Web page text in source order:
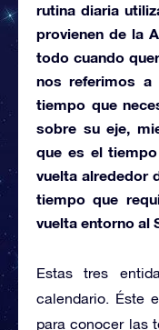
rutina diaria
provienen de la
todo cuando
nos referimos a
tiempo que
sobre su eje,
que es el
vuelta alrededor
tiempo que
vuelta entorno al
Estas tres
calendario. Éste
para conocer las